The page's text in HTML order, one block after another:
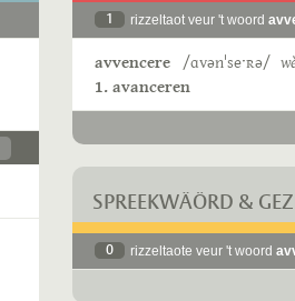
1 rizzeltaot veur 't woord
avvencere /ɑvənˈseˑʀə/
1. avanceren
SPREEKWÄÖRD &
0 rizzeltaote veur 't woord